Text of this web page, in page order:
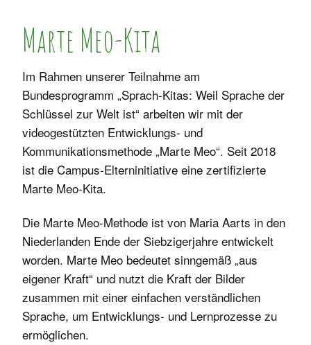
Marte Meo-Kita
Anmeldung
Spielgruppe
Webtalk
Kontakt
Mitgliedschaft
Vernetzung
Marte Meo-Kita
Im Rahmen unserer Teilnahme am
Bundesprogramm „Sprach-Kitas: Weil Sprache der
Schlüssel zur Welt ist“ arbeiten wir mit der
videogestützten Entwicklungs- und
Kommunikationsmethode „Marte Meo“. Seit 2018
ist die Campus-Elterninitiative eine zertifizierte
Marte Meo-Kita.
Die Marte Meo-Methode ist von Maria Aarts in den
Niederlanden Ende der Siebzigerjahre entwickelt
worden. Marte Meo bedeutet sinngemäß „aus
eigener Kraft“ und nutzt die Kraft der Bilder
zusammen mit einer einfachen verständlichen
Sprache, um Entwicklungs- und Lernprozesse zu
ermöglichen.